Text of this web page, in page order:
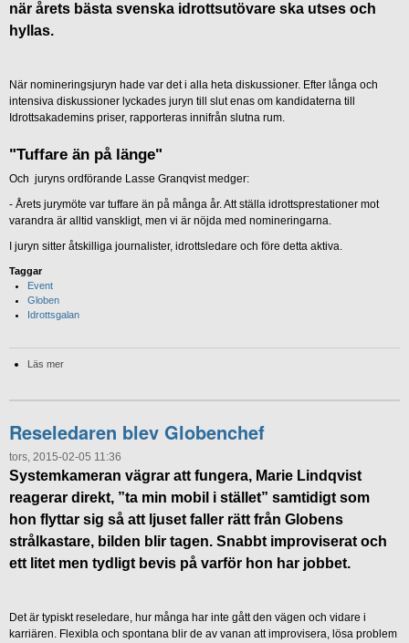
när årets bästa svenska idrottsutövare ska utses och
hyllas.
När nomineringsjuryn hade var det i alla heta diskussioner. Efter långa och
intensiva diskussioner lyckades juryn till slut enas om kandidaterna till
Idrottsakademins priser, rapporteras innifrån slutna rum.
"Tuffare än på länge"
Och juryns ordförande Lasse Granqvist medger:
- Årets jurymöte var tuffare än på många år. Att ställa idrottsprestationer mot
varandra är alltid vanskligt, men vi är nöjda med nomineringarna.
I juryn sitter åtskilliga journalister, idrottsledare och före detta aktiva.
Taggar
Event
Globen
Idrottsgalan
Läs mer
Reseledaren blev Globenchef
tors, 2015-02-05 11:36
Systemkameran vägrar att fungera, Marie Lindqvist
reagerar direkt, ”ta min mobil i stället” samtidigt som
hon flyttar sig så att ljuset faller rätt från Globens
strålkastare, bilden blir tagen. Snabbt improviserat och
ett litet men tydligt bevis på varför hon har jobbet.
Det är typiskt reseledare, hur många har inte gått den vägen och vidare i
karriären. Flexibla och spontana blir de av vanan att improvisera, lösa problem